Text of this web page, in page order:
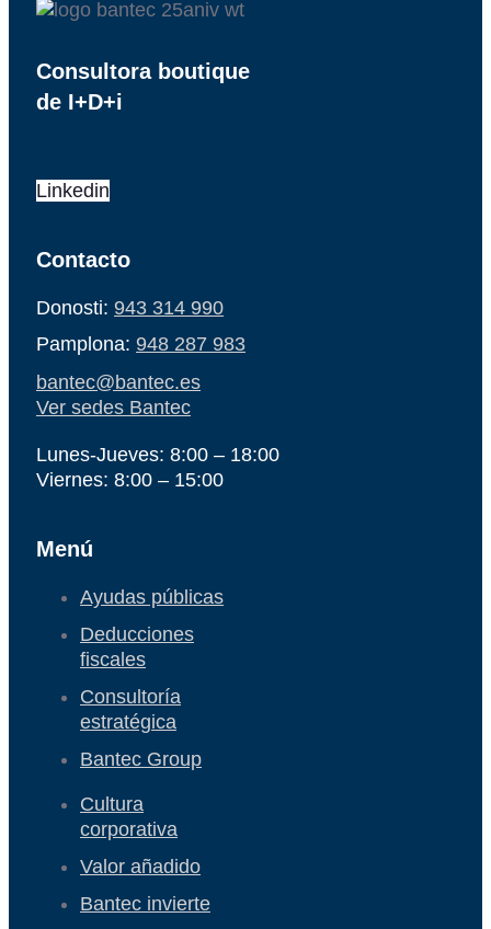
Consultora boutique
de I+D+i
Linkedin
Contacto
Donosti: 943 314 990
Pamplona: 948 287 983
bantec@bantec.es
Ver sedes Bantec
Lunes-Jueves: 8:00 – 18:00
Viernes: 8:00 – 15:00
Menú
Ayudas públicas
Deducciones
fiscales
Consultoría
estratégica
Bantec Group
Cultura
corporativa
Valor añadido
Bantec invierte